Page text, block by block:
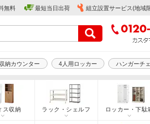
無料 最短当日出荷 組立設置サービス(地域
納カウンター 4人用ロッカー ハンガーチ
ス収納 ラック・シェルフ ロッカー・下駄